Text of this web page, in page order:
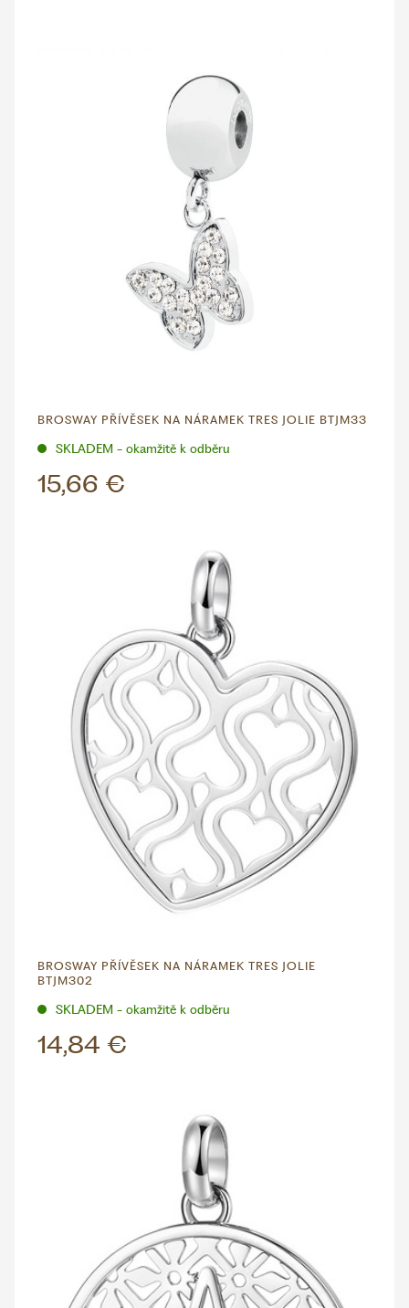
BROSWAY PŘÍVĚSEK NA NÁRAMEK TRES JOLIE BTJM33
SKLADEM - okamžitě k odběru
15,66 €
BROSWAY PŘÍVĚSEK NA NÁRAMEK TRES JOLIE
BTJM302
SKLADEM - okamžitě k odběru
14,84 €